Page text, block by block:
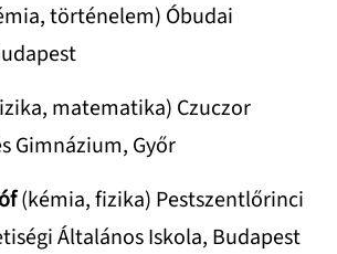
történelem) Óbudai
matematika) Czuczor
Gimnázium, Győr
(kémia, fizika) Pestszentlőrinci
Általános Iskola, Budapest